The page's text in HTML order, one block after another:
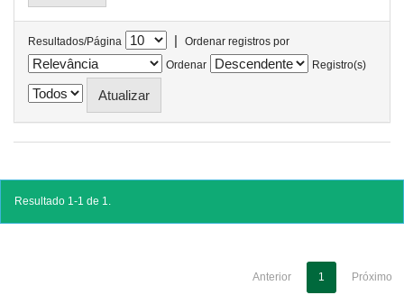
Resultados/Página |
Ordenar registros por
Ordenar
Registro(s)
Resultado 1-1 de 1.
Anterior 1 Próximo